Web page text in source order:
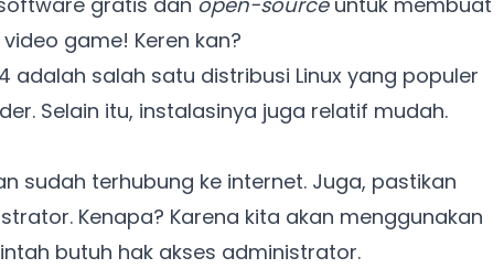
game! Keren kan?
adalah salah satu distribusi Linux yang populer
Selain itu, instalasinya juga relatif mudah.
sudah terhubung ke internet. Juga, pastikan
Kenapa? Karena kita akan menggunakan
butuh hak akses administrator.